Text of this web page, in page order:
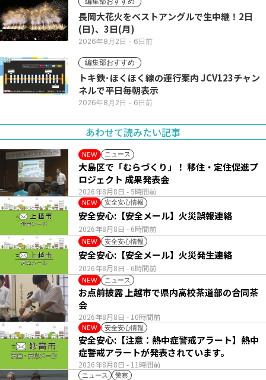
長岡大花火をベストアングルで生中継！2日
(日)、3日(月)
2026年8月2日 - 6日前
編集部おすすめ
トキ鉄･ほくほく線の運行案内 JCV123チャン
ネルで平日毎朝表示
2026年8月2日 - 6日前
あわせて読みたい記事
NEW ニュース
2026年8月8日 - 5時間前
大島区で「むらづくり」！ 移住・定住促進プ
ロジェクト 成果発表会
NEW 安全安心情報
2026年8月8日 - 6時間前
安全安心:【安全メール】火災誤報連絡
NEW 安全安心情報
2026年8月8日 - 6時間前
安全安心:【安全メール】火災発生連絡
NEW ニュース
2026年8月8日 - 10時間前
お点前披露 上越市で県内高校茶道部の合同茶
会
NEW 安全安心情報
2026年8月8日 - 11時間前
安全安心:【注意：熱中症警戒アラート】熱中
症警戒アラートが発表されています。
ニュース 警察